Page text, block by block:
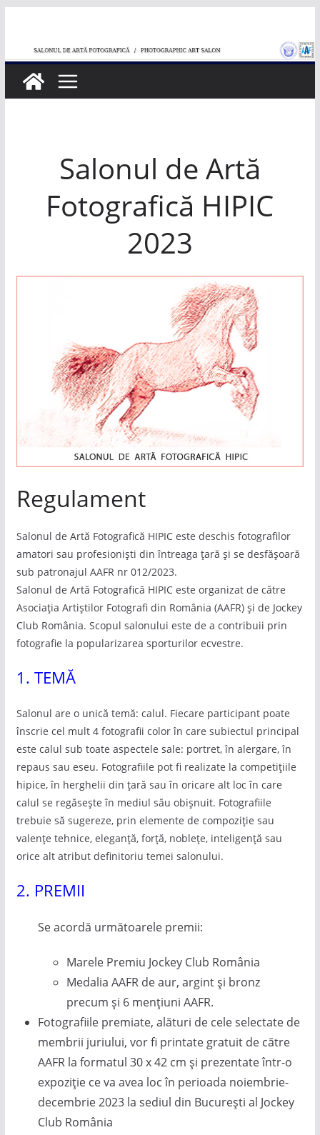
content
Salonul de Artă
Fotografică HIPIC
2023
Regulament
Salonul de Artă Fotografică HIPIC este deschis fotografilor
amatori sau profesioniști din întreaga țară și se desfășoară
sub patronajul AAFR nr 012/2023.
Salonul de Artă Fotografică HIPIC este organizat de către
Asociația Artiștilor Fotografi din România (AAFR) și de Jockey
Club România. Scopul salonului este de a contribuii prin
fotografie la popularizarea sporturilor ecvestre.
1. TEMĂ
Salonul are o unică temă: calul. Fiecare participant poate
înscrie cel mult 4 fotografii color în care subiectul principal
este calul sub toate aspectele sale: portret, în alergare, în
repaus sau eseu. Fotografiile pot fi realizate la competițiile
hipice, în herghelii din țară sau în oricare alt loc în care
calul se regăsește în mediul său obișnuit. Fotografiile
trebuie să sugereze, prin elemente de compoziție sau
valențe tehnice, eleganță, forță, noblețe, inteligență sau
orice alt atribut definitoriu temei salonului.
2. PREMII
Se acordă următoarele premii:
Marele Premiu Jockey Club România
Medalia AAFR de aur, argint și bronz
precum și 6 mențiuni AAFR.
Fotografiile premiate, alături de cele selectate de
membrii juriului, vor fi printate gratuit de către
AAFR la formatul 30 x 42 cm și prezentate într-o
expoziție ce va avea loc în perioada noiembrie-
decembrie 2023 la sediul din București al Jockey
Club România